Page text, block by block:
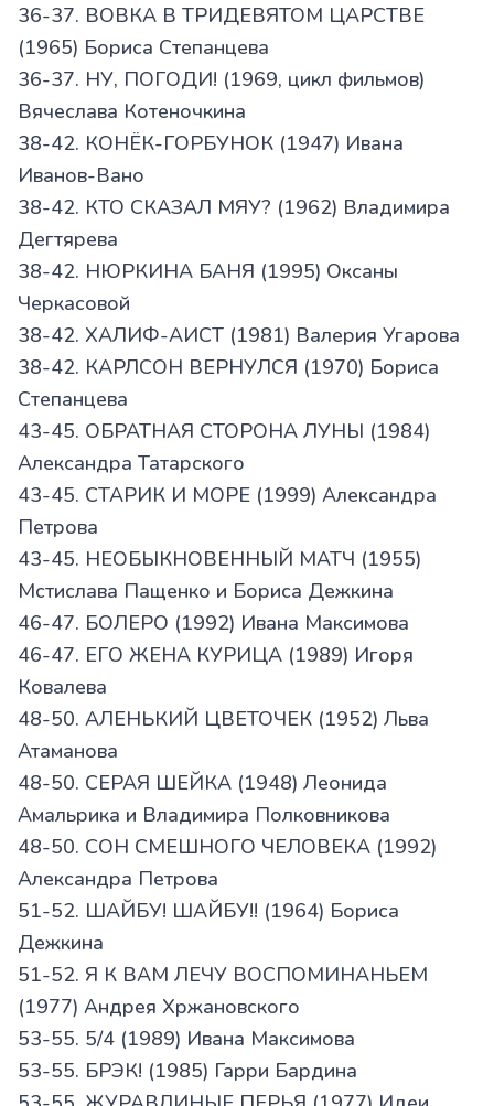
36-37. ВОВКА В ТРИДЕВЯТОМ ЦАРСТВЕ
(1965) Бориса Степанцева
36-37. НУ, ПОГОДИ! (1969, цикл фильмов)
Вячеслава Котеночкина
38-42. КОНЁК-ГОРБУНОК (1947) Ивана
Иванов-Вано
38-42. КТО СКАЗАЛ МЯУ? (1962) Владимира
Дегтярева
38-42. НЮРКИНА БАНЯ (1995) Оксаны
Черкасовой
38-42. ХАЛИФ-АИСТ (1981) Валерия Угарова
38-42. КАРЛСОН ВЕРНУЛСЯ (1970) Бориса
Степанцева
43-45. ОБРАТНАЯ СТОРОНА ЛУНЫ (1984)
Александра Татарского
43-45. СТАРИК И МОРЕ (1999) Александра
Петрова
43-45. НЕОБЫКНОВЕННЫЙ МАТЧ (1955)
Мстислава Пащенко и Бориса Дежкина
46-47. БОЛЕРО (1992) Ивана Максимова
46-47. ЕГО ЖЕНА КУРИЦА (1989) Игоря
Ковалева
48-50. АЛЕНЬКИЙ ЦВЕТОЧЕК (1952) Льва
Атаманова
48-50. СЕРАЯ ШЕЙКА (1948) Леонида
Амальрика и Владимира Полковникова
48-50. СОН СМЕШНОГО ЧЕЛОВЕКА (1992)
Александра Петрова
51-52. ШАЙБУ! ШАЙБУ!! (1964) Бориса
Дежкина
51-52. Я К ВАМ ЛЕЧУ ВОСПОМИНАНЬЕМ
(1977) Андрея Хржановского
53-55. 5/4 (1989) Ивана Максимова
53-55. БРЭК! (1985) Гарри Бардина